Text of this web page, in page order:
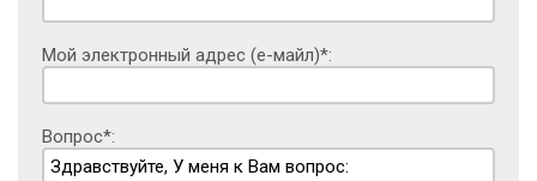
Мой электронный адрес (е-майл)*:
Вопрос*: